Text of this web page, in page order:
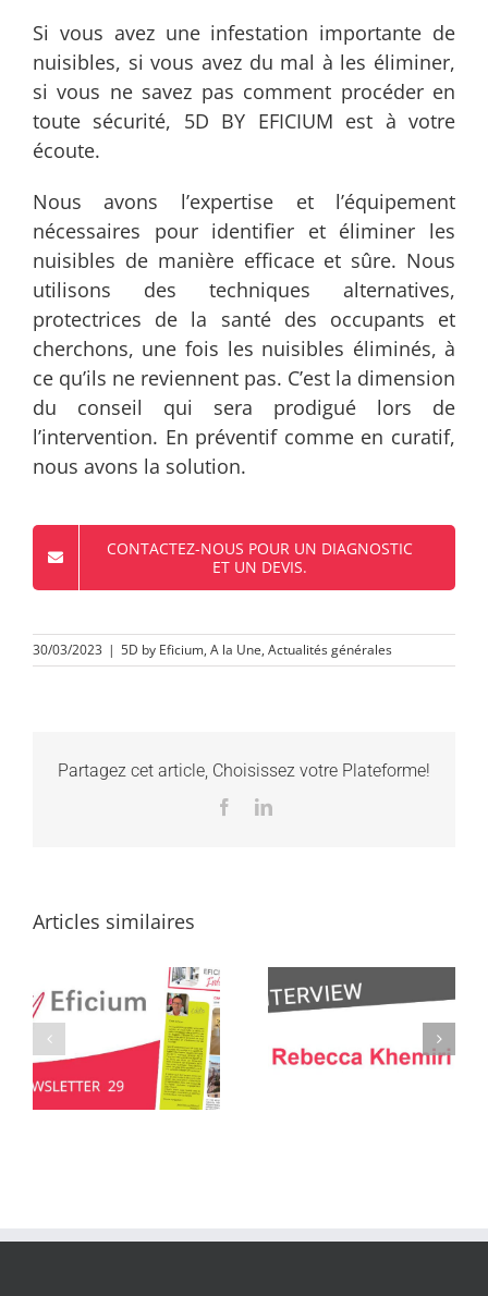
Si vous avez une infestation importante de
nuisibles, si vous avez du mal à les éliminer,
si vous ne savez pas comment procéder en
toute sécurité, 5D BY EFICIUM est à votre
écoute.
Nous avons l’expertise et l’équipement
nécessaires pour identifier et éliminer les
nuisibles de manière efficace et sûre. Nous
utilisons des techniques alternatives,
protectrices de la santé des occupants et
cherchons, une fois les nuisibles éliminés, à
ce qu’ils ne reviennent pas. C’est la dimension
du conseil qui sera prodigué lors de
l’intervention. En préventif comme en curatif,
nous avons la solution.
CONTACTEZ-NOUS POUR UN DIAGNOSTIC
ET UN DEVIS.
30/03/2023 | 5D by Eficium, A la Une, Actualités générales
Partagez cet article, Choisissez votre Plateforme!
FacebookLinkedIn
Articles similaires